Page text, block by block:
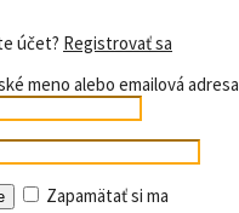
účet? Registrovať sa
meno alebo emailová adresa
Zapamätať si ma